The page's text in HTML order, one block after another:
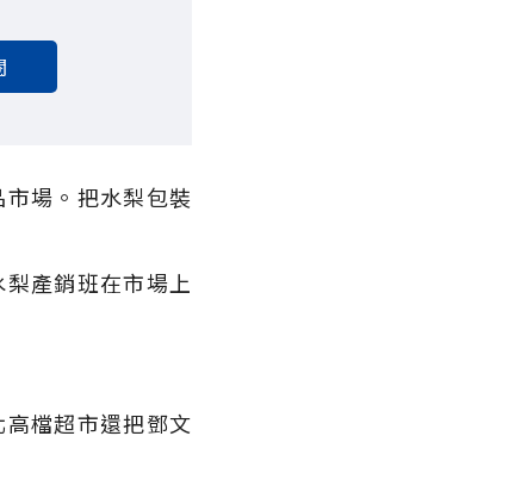
場。把水梨包裝
產銷班在市場上
檔超市還把鄧文